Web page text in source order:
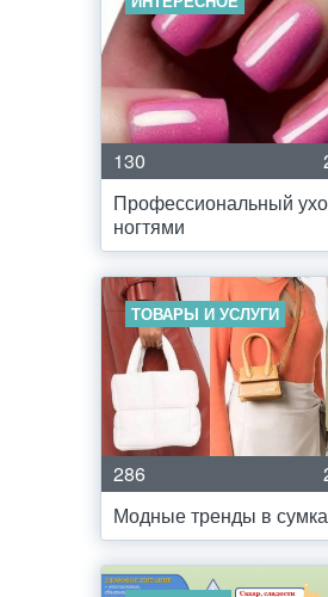
130
Профессиональный
ногтями
ТОВАРЫ И УСЛУГИ
286
Модные тренды в